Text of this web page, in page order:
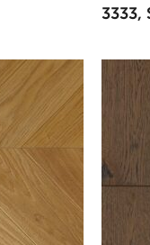
3333,